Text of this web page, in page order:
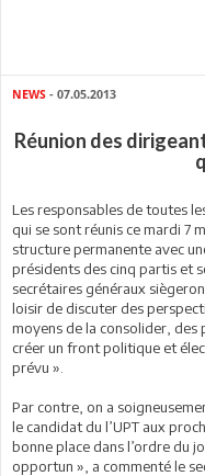
NEWS - 07.05.2013
Réunion des
Les responsables de toutes
qui se sont réunis ce mardi 7
structure permanente avec
présidents des cinq partis et
secrétaires généraux
loisir de discuter des
moyens de la consolider, des
créer un front politique et
prévu ».
Par contre, on a
le candidat du l’UPT aux
bonne place dans l’ordre du
opportun », a commenté le